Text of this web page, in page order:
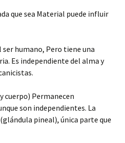
que sea Material puede influir
humano, Pero tiene una
Es independiente del alma y
cuerpo) Permanecen
son independientes. La
pineal), única parte que